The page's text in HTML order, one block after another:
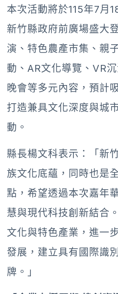
本次活動將於115年7月
新竹縣政府前廣場盛大
演、特色農產市集、親
動、AR文化導覽、VR
晚會等多元內容，預計
打造兼具文化深度與城
動。
縣長楊文科表示：「新
族文化底蘊，同時也是
點，希望透過本次嘉年
慧與現代科技創新結合
文化與特色產業，進一
發展，建立具有國際識
牌。」